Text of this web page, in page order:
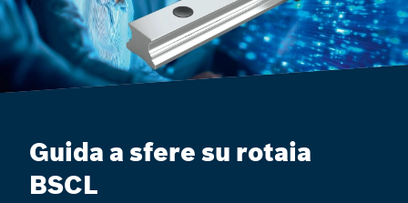
Guida a sfere su rotaia
BSCL